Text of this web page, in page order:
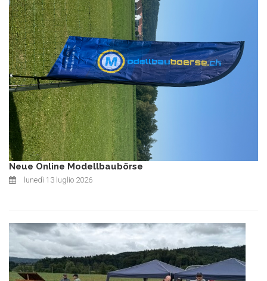
Neue Online Modellbaubörse
lunedì 13 luglio 2026